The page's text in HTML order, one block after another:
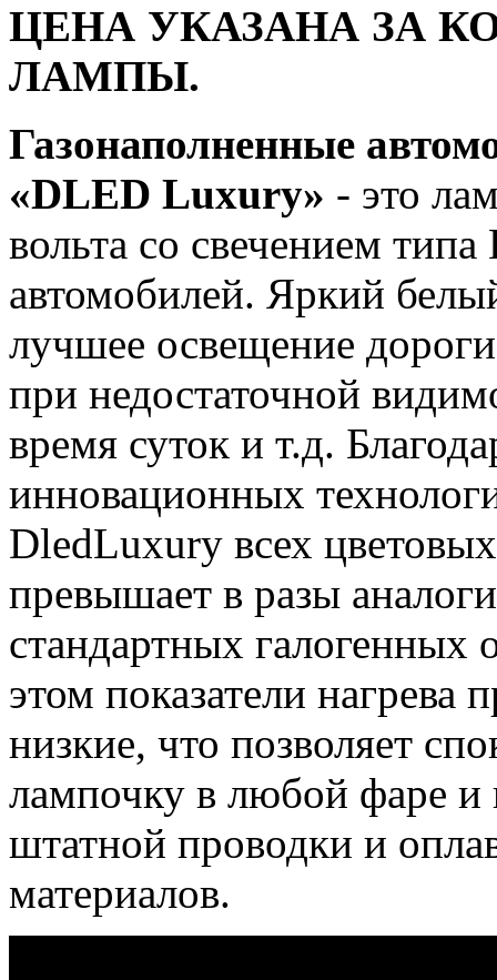
ЦЕНА УКАЗАНА ЗА
ЛАМПЫ.
Газонаполненные
«DLED Luxury» - это
вольта со свечением
автомобилей. Яркий
лучшее освещение
при недостаточной
время суток и т.д.
инновационных
DledLuxury всех
превышает в разы
стандартных галогенных
этом показатели нагрева
низкие, что позволяет
лампочку в любой фаре и
штатной проводки и
материалов.